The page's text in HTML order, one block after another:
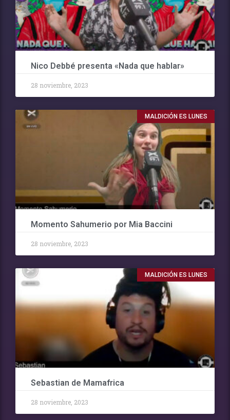
Nico Debbé presenta «Nada que hablar»
28 noviembre, 2023
MALDICIÓN ES LUNES
Momento Sahumerio por Mia Baccini
28 noviembre, 2023
MALDICIÓN ES LUNES
Sebastian de Mamafrica
28 noviembre, 2023